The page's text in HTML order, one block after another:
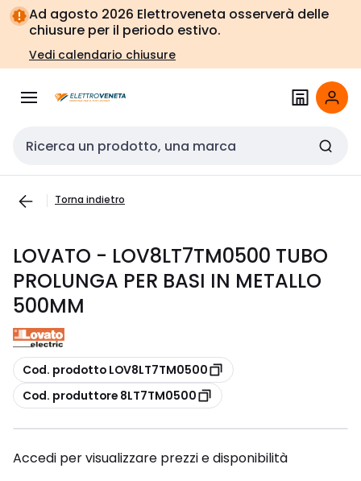
Vai alla
navigazione
Vai
alla
pagina
Ad agosto 2026 Elettroveneta osserverà delle
chiusure per il periodo estivo.
Vedi calendario chiusure
Cerca input
Torna indietro
LOVATO - LOV8LT7TM0500 TUBO
PROLUNGA PER BASI IN METALLO
500MM
copia
Cod. prodotto LOV8LT7TM0500
copia
Cod. produttore 8LT7TM0500
Accedi per visualizzare prezzi e disponibilità